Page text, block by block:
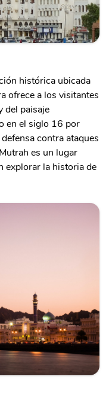
histórica ubicada
ofrece a los visitantes
del paisaje
en el siglo 16 por
contra ataques
es un lugar
explorar la historia de